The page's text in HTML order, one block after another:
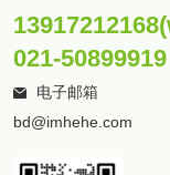
021-50899919
电子邮箱
bd@imhehe.com